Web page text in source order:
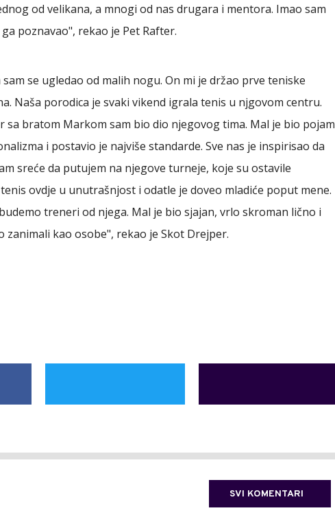
od velikana, a mnogi od nas drugara i mentora. Imao sam
poznavao", rekao je Pet Rafter.
se ugledao od malih nogu. On mi je držao prve teniske
Naša porodica je svaki vikend igrala tenis u njgovom centru.
sa bratom Markom sam bio dio njegovog tima. Mal je bio pojam
i postavio je najviše standarde. Sve nas je inspirisao da
sreće da putujem na njegove turneje, koje su ostavile
ovdje u unutrašnjost i odatle je doveo mladiće poput mene.
treneri od njega. Mal je bio sjajan, vrlo skroman lično i
zanimali kao osobe", rekao je Skot Drejper.
SVI KOMENTARI